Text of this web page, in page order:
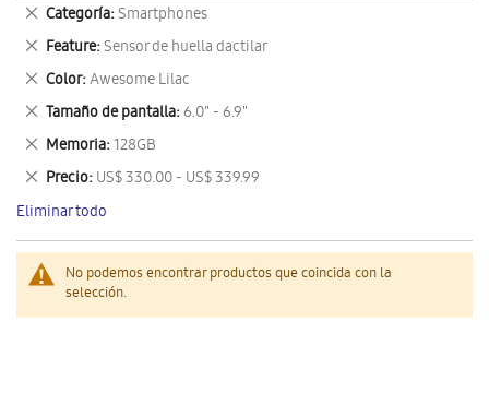
No podemos encontrar productos que coincida con la
selección.
Categoría Smartphones
Eliminar
este
artículo
Feature Sensor de huella dactilar
Eliminar
este
artículo
Color Awesome Lilac
Eliminar
este
artículo
Tamaño de pantalla 6.0" - 6.9"
Eliminar
este
artículo
Memoria 128GB
Eliminar
este
artículo
Precio US$ 330.00 - US$ 339.99
Eliminar
este
artículo
Eliminar todo